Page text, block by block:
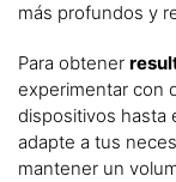
más profundos y
Para obtener
experimentar con
dispositivos hasta
adapte a tus
mantener un